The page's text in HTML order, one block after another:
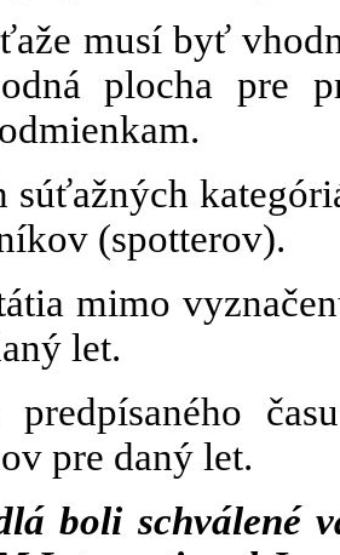
musí byť
plocha pre
súťažných
(spotterov).
mimo
let.
predpísaného
pre daný let.
boli schválené